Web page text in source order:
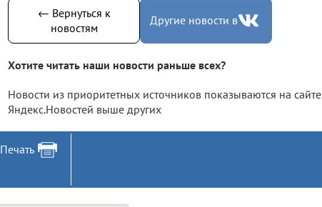
← Вернуться к
новостям
Другие новости в
Хотите читать наши новости раньше всех?
Новости из приоритетных источников показываются на сайте
Яндекс.Новостей выше других
Печать